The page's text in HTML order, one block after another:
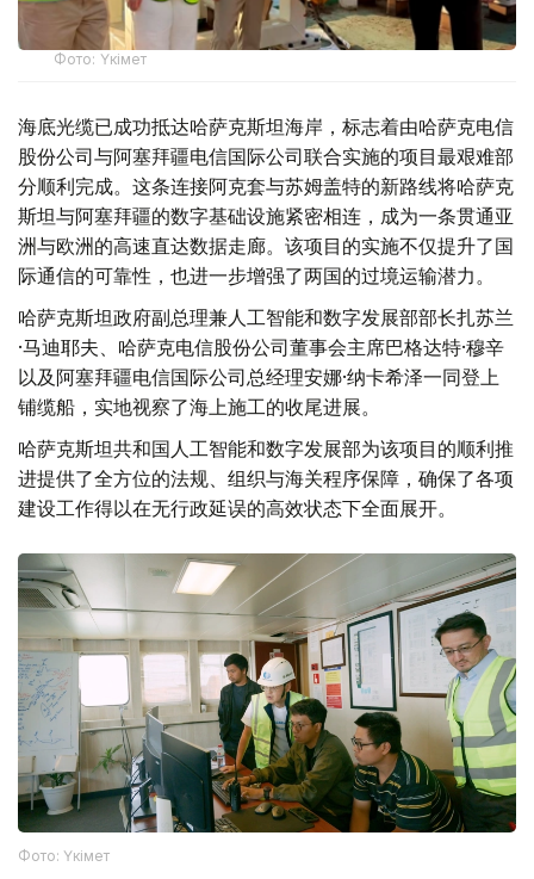
Фото: Үкімет
海底光缆已成功抵达哈萨克斯坦海岸，标志着由哈萨克电信
股份公司与阿塞拜疆电信国际公司联合实施的项目最艰难部
分顺利完成。这条连接阿克套与苏姆盖特的新路线将哈萨克
斯坦与阿塞拜疆的数字基础设施紧密相连，成为一条贯通亚
洲与欧洲的高速直达数据走廊。该项目的实施不仅提升了国
际通信的可靠性，也进一步增强了两国的过境运输潜力。
哈萨克斯坦政府副总理兼人工智能和数字发展部部长扎苏兰
·马迪耶夫、哈萨克电信股份公司董事会主席巴格达特·穆辛
以及阿塞拜疆电信国际公司总经理安娜·纳卡希泽一同登上
铺缆船，实地视察了海上施工的收尾进展。
哈萨克斯坦共和国人工智能和数字发展部为该项目的顺利推
进提供了全方位的法规、组织与海关程序保障，确保了各项
建设工作得以在无行政延误的高效状态下全面展开。
Фото: Үкімет